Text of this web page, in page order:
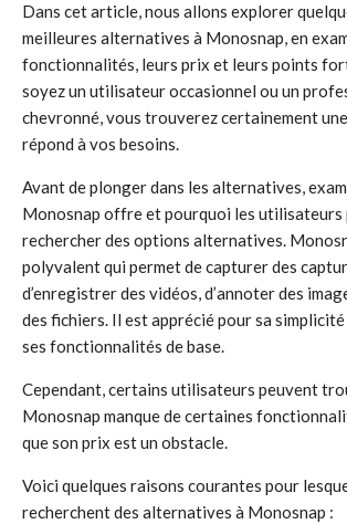
Dans cet article, nous allons explorer
meilleures alternatives à Monosnap, en
fonctionnalités, leurs prix et leurs points
soyez un utilisateur occasionnel ou un
chevronné, vous trouverez certainement
répond à vos besoins.
Avant de plonger dans les alternatives,
Monosnap offre et pourquoi les
rechercher des options alternatives.
polyvalent qui permet de capturer des
d’enregistrer des vidéos, d’annoter des
des fichiers. Il est apprécié pour sa
ses fonctionnalités de base.
Cependant, certains utilisateurs peuvent
Monosnap manque de certaines
que son prix est un obstacle.
Voici quelques raisons courantes pour
recherchent des alternatives à Monosnap :